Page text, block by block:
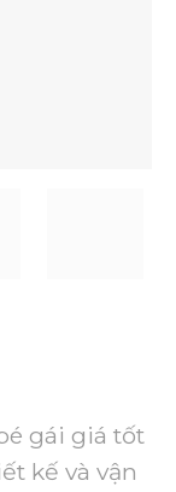
gái giá tốt
kế và vận